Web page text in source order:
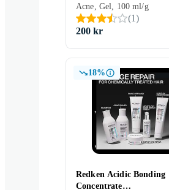
Acne, Gel, 100 ml/g
(1)
200 kr
18%
Redken Acidic Bonding
Concentrate